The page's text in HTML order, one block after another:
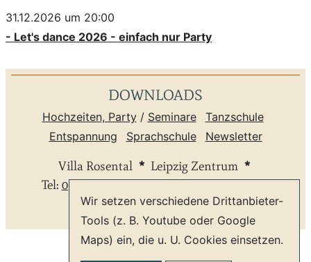
31.12.2026 um 20:00
- Let's dance 2026 - einfach nur Party
DOWNLOADS
Hochzeiten, Party/ Seminare
Tanzschule
Entspannung
Sprachschule Newsletter
Villa Rosental * Leipzig Zentrum *
Tel: 0341 9804059 * info@villa-rosental.de
Datenschutz
Wir setzen verschiedene Drittanbieter-
Tools (z. B. Youtube oder Google
Maps) ein, die u. U. Cookies einsetzen.